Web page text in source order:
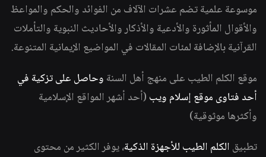
موسوعة علمية تضم عشرات الآلاف من الفوائد والحكم والمواعظ
والأقوال المأثورة والأدعية والأذكار والأحاديث النبوية والتأملات
القرآنية بالإضافة لمئات المقالات في المواضيع الإيمانية المتنوعة.
موقع الكلم الطيب على منهج أهل السنة وحاصل على تزكية في
أحد فتاوى موقع إسلام ويب (أحد أشهر المواقع الإسلامية
وأكثرها موثوقية)
تطبيق الكلم الطيب للأجهزة الذكية، يوفر الكثير من محتوى